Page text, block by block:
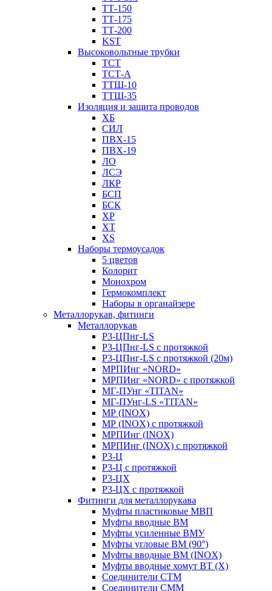
ТТ-150
ТТ-175
ТТ-200
KST
Высоковольтные трубки
ТСТ
ТСТ-А
ТТШ-10
ТТШ-35
Изоляция и защита проводов
ХБ
СИЛ
ПВХ-15
ПВХ-19
ЛО
ЛСЭ
ЛКР
БСП
БСК
XP
XT
XS
Наборы термоусадок
5 цветов
Колорит
Монохром
Гермокомплект
Наборы в органайзере
Металлорукав, фитинги
Металлорукав
Р3-ЦПнг-LS
Р3-ЦПнг-LS с протяжкой
Р3-ЦПнг-LS с протяжкой (20м)
МРПИнг «NORD»
МРПИнг «NORD» с протяжкой
МГ-ПУнг «TITAN»
МГ-ПУнг-LS «TITAN»
МР (INOX)
МР (INOX) с протяжкой
МРПИнг (INOX)
МРПИнг (INOX) с протяжкой
Р3-Ц
Р3-Ц с протяжкой
Р3-ЦХ
Р3-ЦХ с протяжкой
Фитинги для металлорукава
Муфты пластиковые МВП
Муфты вводные ВМ
Муфты усиленные ВМУ
Муфты угловые ВМ (90°)
Муфты вводные ВМ (INOX)
Муфты вводные хомут ВТ (Х)
Соединители СТМ
Соединители СММ